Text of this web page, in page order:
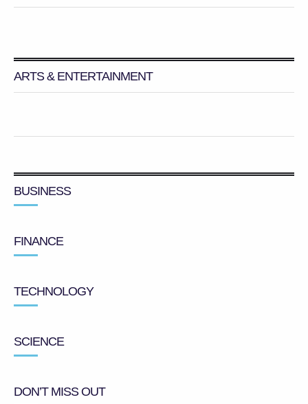
ARTS & ENTERTAINMENT
BUSINESS
FINANCE
TECHNOLOGY
SCIENCE
DON’T MISS OUT